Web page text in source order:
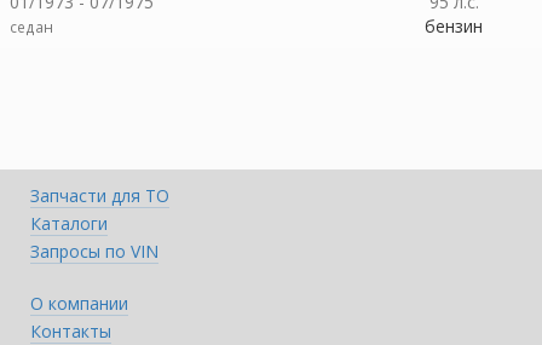
седан
бензин
Запчасти для ТО
Каталоги
Запросы по VIN
О компании
Контакты